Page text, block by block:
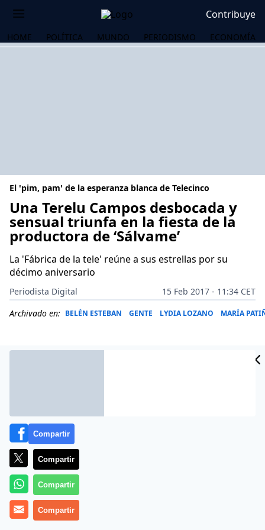
Contribuye
HOME POLÍTICA MUNDO PERIODISMO ECONOMÍA
El 'pim, pam' de la esperanza blanca de Telecinco
Una Terelu Campos desbocada y
sensual triunfa en la fiesta de la
productora de ‘Sálvame’
La 'Fábrica de la tele' reúne a sus estrellas por su
décimo aniversario
Periodista Digital
15 Feb 2017 - 11:34 CET
Archivado en: BELÉN ESTEBAN GENTE LYDIA LOZANO MARÍA
Más información
Compartir
Compartir
Compartir
Compartir